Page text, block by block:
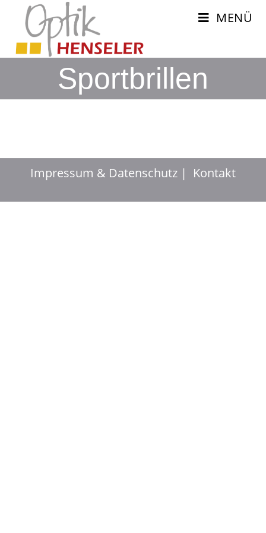
MENÜ
Sportbrillen
Impressum & Datenschutz Kontakt